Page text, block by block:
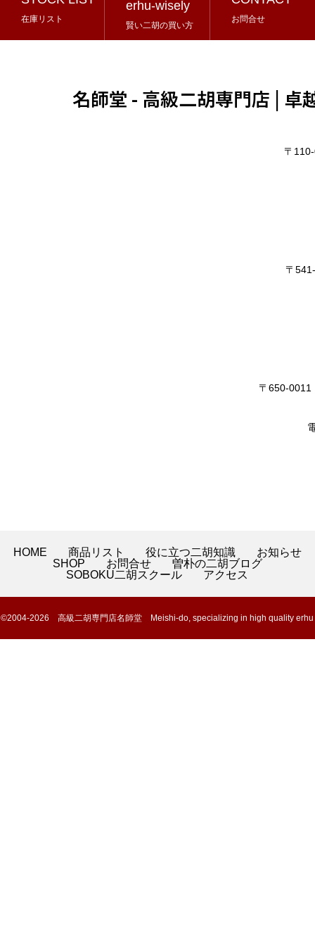
在庫リスト
erhu-wisely
賢い二胡の買い方
お問合せ
名師堂 - 高級二胡専門店 | 卓
〒
〒
〒650-
HOME 商品リスト 役に立つ二胡知識
お知らせ
SHOP
お問合せ
曽朴の二胡ブログ
SOBOKU二胡スクール
アクセス
©2004-2026 高級二胡専門店名師堂 Meishi-do, specializing in high quality erhu